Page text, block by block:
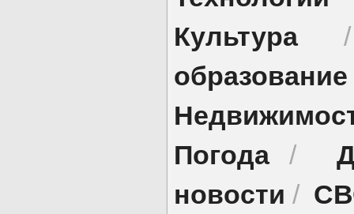
Культура
образование
Погода/
новости /